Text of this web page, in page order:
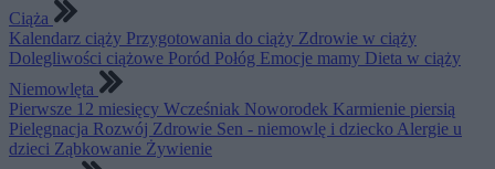
Ciąża
Kalendarz ciąży Przygotowania do ciąży Zdrowie w ciąży
Dolegliwości ciążowe Poród Połóg Emocje mamy Dieta w ciąży
Niemowlęta
Pierwsze 12 miesięcy Wcześniak Noworodek Karmienie piersią
Pielęgnacja Rozwój Zdrowie Sen - niemowlę i dziecko Alergie u
dzieci Ząbkowanie Żywienie